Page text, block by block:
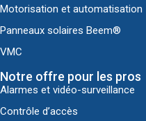
Motorisation et automatisation
Panneaux solaires Beem®
VMC
Notre offre pour les pros
Alarmes et vidéo-surveillance
Contrôle d’accès